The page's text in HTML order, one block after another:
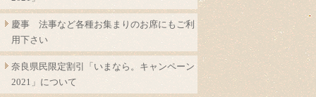
慶事 法事など各種お集まりのお席にもご利
用下さい
奈良県民限定割引「いまなら。キャンペーン
2021」について